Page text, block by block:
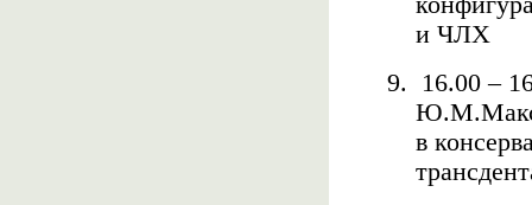
и ЧЛХ
9.
16.00 –
в